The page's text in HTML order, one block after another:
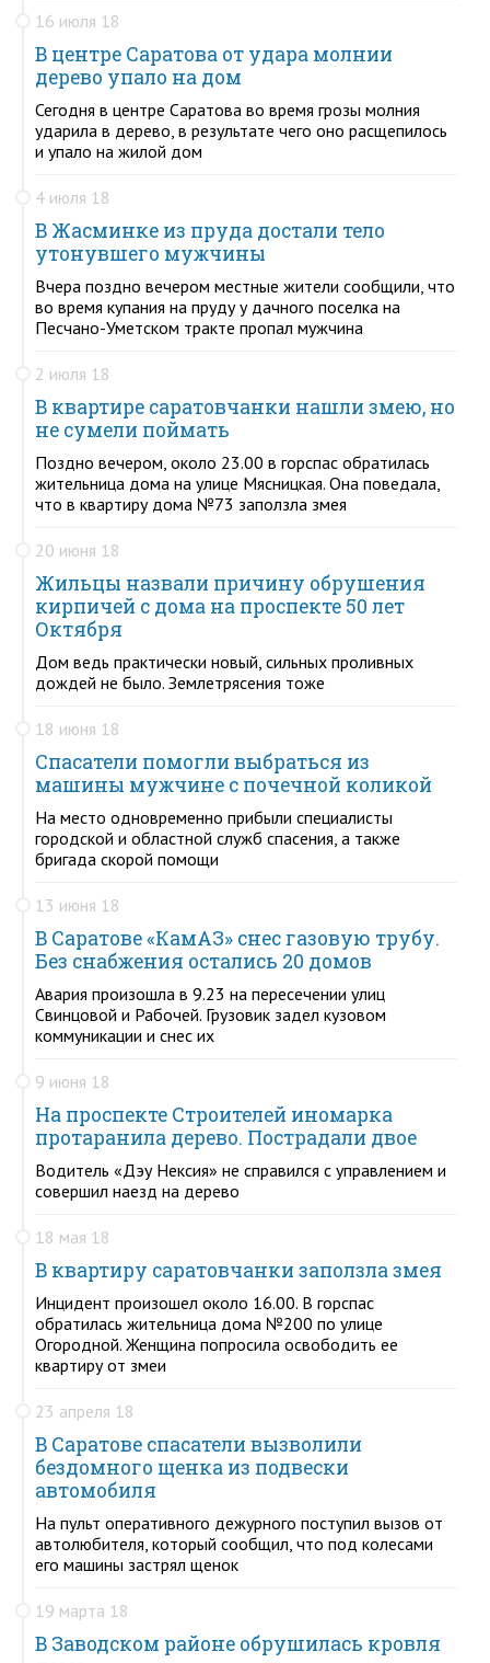
16 июля 18
В центре Саратова от удара молнии
дерево упало на дом
Сегодня в центре Саратова во время грозы молния
ударила в дерево, в результате чего оно расщепилось
и упало на жилой дом
4 июля 18
В Жасминке из пруда достали тело
утонувшего мужчины
Вчера поздно вечером местные жители сообщили, что
во время купания на пруду у дачного поселка на
Песчано-Уметском тракте пропал мужчина
2 июля 18
В квартире саратовчанки нашли змею, но
не сумели поймать
Поздно вечером, около 23.00 в горспас обратилась
жительница дома на улице Мясницкая. Она поведала,
что в квартиру дома №73 заползла змея
20 июня 18
Жильцы назвали причину обрушения
кирпичей с дома на проспекте 50 лет
Октября
Дом ведь практически новый, сильных проливных
дождей не было. Землетрясения тоже
18 июня 18
Спасатели помогли выбраться из
машины мужчине с почечной коликой
На место одновременно прибыли специалисты
городской и областной служб спасения, а также
бригада скорой помощи
13 июня 18
В Саратове «КамАЗ» снес газовую трубу.
Без снабжения остались 20 домов
Авария произошла в 9.23 на пересечении улиц
Свинцовой и Рабочей. Грузовик задел кузовом
коммуникации и снес их
9 июня 18
На проспекте Строителей иномарка
протаранила дерево. Пострадали двое
Водитель «Дэу Нексия» не справился с управлением и
совершил наезд на дерево
18 мая 18
В квартиру саратовчанки заползла змея
Инцидент произошел около 16.00. В горспас
обратилась жительница дома №200 по улице
Огородной. Женщина попросила освободить ее
квартиру от змеи
23 апреля 18
В Саратове спасатели вызволили
бездомного щенка из подвески
автомобиля
На пульт оперативного дежурного поступил вызов от
автолюбителя, который сообщил, что под колесами
его машины застрял щенок
19 марта 18
В Заводском районе обрушилась кровля